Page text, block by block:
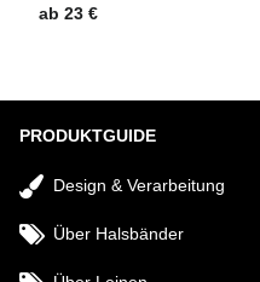
Senden
Preis mit MwSt.
ab 23 €
PRODUKTGUIDE
Design & Verarbeitung
Über Halsbänder